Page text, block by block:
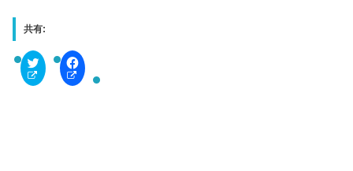
共有:
C
i
F
a
c